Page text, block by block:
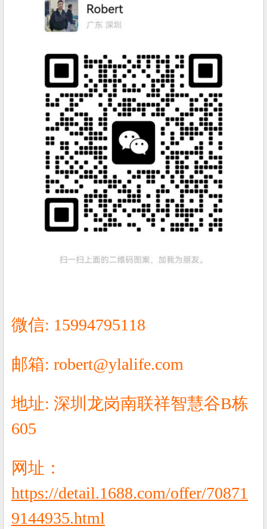
微信: 15994795118
邮箱: robert@ylalife.com
地址: 深圳龙岗南联祥智慧谷B栋
605
网址：
https://detail.1688.com/offer/70871
9144935.html